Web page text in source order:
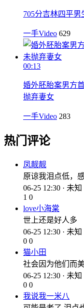
705分吉林四平
一手Video 629
00:13
婚外胚胎案男方
抛弃妻女
一手Video 283
热门评论
凤靓靓
原谅我泪点低，
06-25 12:30 · 未知
1 0
love小海棠
世上还是好人多
06-25 12:30 · 未知
0 0
猫小田
社会因为他们而
06-25 12:30 · 未知
0 0
我说我一米八